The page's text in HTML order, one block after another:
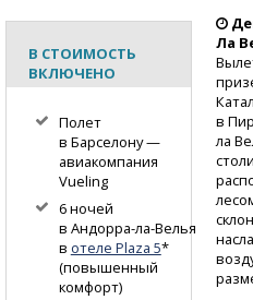
Ла
в
ла
В СТОИМОСТЬ
ВКЛЮЧЕНО
Полет
в Барселону —
авиакомпания
Vueling
6 ночей
в Андорра-ла-Велья
в отеле Plaza 5*
(повышенный
комфорт)